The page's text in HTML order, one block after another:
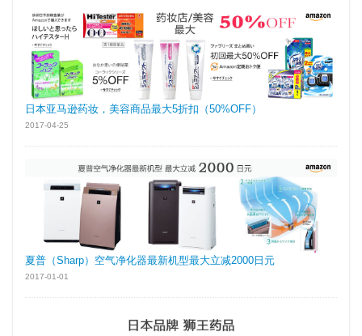
日本亚马逊药妆，美容商品最大5折扣（50%OFF）
2017-04-25
夏普（Sharp）空气净化器最新机型最大立减2000日元
2017-01-01